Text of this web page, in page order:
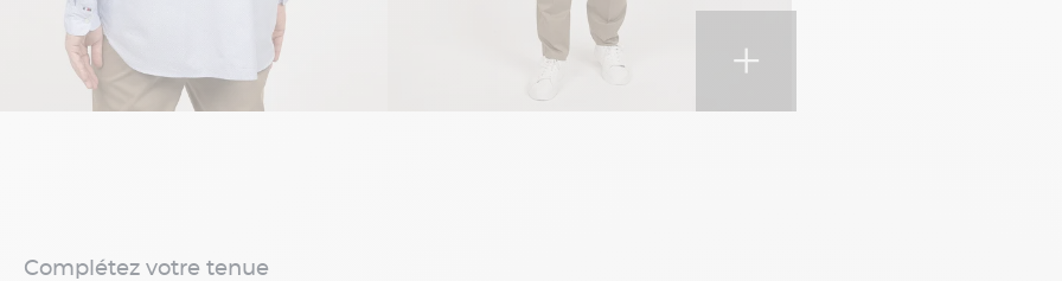
+
Complétez votre tenue